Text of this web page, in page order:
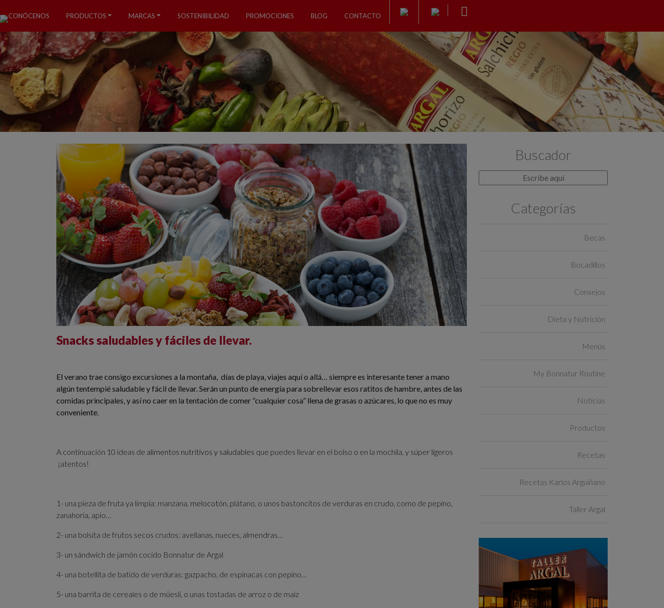
CONÓCENOS PRODUCTOS MARCAS SOSTENIBILIDAD PROMOCIONES BLOG CONTACTO
Snacks saludables y fáciles de llevar.
El verano trae consigo excursiones a la montaña, días de playa, viajes aquí o allá… siempre es interesante tener a mano
algún tentempié saludable y fácil de llevar. Serán un punto de energía para sobrellevar esos ratitos de hambre, antes de las
comidas principales, y así no caer en la tentación de comer “cualquier cosa” llena de grasas o azúcares, lo que no es muy
conveniente.
A continuación 10 ideas de alimentos nutritivos y saludables que puedes llevar en el bolso o en la mochila, y súper ligeros
¡atentos!
1- una pieza de fruta ya limpia: manzana, melocotón, plátano, o unos bastoncitos de verduras en crudo, como de pepino,
zanahoria, apio…
2- una bolsita de frutos secos crudos: avellanas, nueces, almendras…
3- un sándwich de jamón cocido Bonnatur de Argal
4- una botellita de batido de verduras: gazpacho, de espinacas con pepino…
5- una barrita de cereales o de müesli, o unas tostadas de arroz o de maíz
Buscador
Categorías
Becas
Bocadillos
Consejos
Dieta y Nutrición
Menús
My Bonnatur Routine
Noticias
Productos
Recetas
Recetas Karlos Arguiñano
Taller Argal